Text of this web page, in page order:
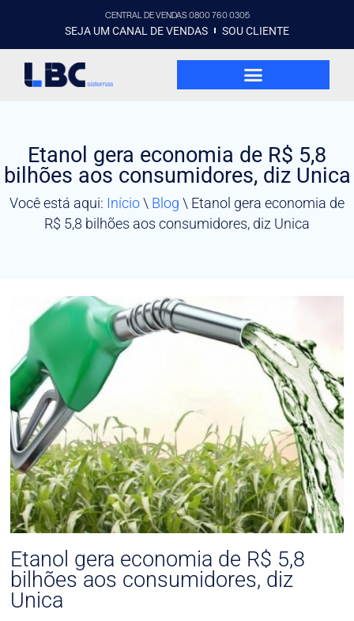
CENTRAL DE VENDAS 0800 760 0305
SEJA UM CANAL DE VENDAS SOU CLIENTE
Etanol gera economia de R$ 5,8
bilhões aos consumidores, diz Unica
Você está aqui: Início\ Blog \ Etanol gera economia de
R$ 5,8 bilhões aos consumidores, diz Unica
Etanol gera economia de R$ 5,8
bilhões aos consumidores, diz
Unica